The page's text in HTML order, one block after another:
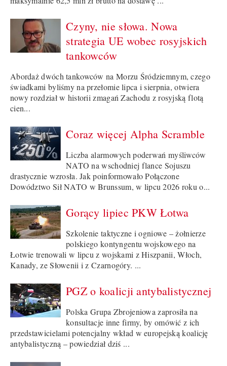
Czyny, nie słowa. Nowa
strategia UE wobec rosyjskich
tankowców
Abordaż dwóch tankowców na Morzu Śródziemnym, czego
świadkami byliśmy na przełomie lipca i sierpnia, otwiera
nowy rozdział w historii zmagań Zachodu z rosyjską flotą
cien...
Coraz więcej Alpha Scramble
Liczba alarmowych poderwań myśliwców
NATO na wschodniej flance Sojuszu
drastycznie wzrosła. Jak poinformowało Połączone
Dowództwo Sił NATO w Brunssum, w lipcu 2026 roku o...
Gorący lipiec PKW Łotwa
Szkolenie taktyczne i ogniowe – żołnierze
polskiego kontyngentu wojskowego na
Łotwie trenowali w lipcu z wojskami z Hiszpanii, Włoch,
Kanady, ze Słowenii i z Czarnogóry. ...
PGZ o koalicji antybalistycznej
Polska Grupa Zbrojeniowa zaprosiła na
konsultacje inne firmy, by omówić z ich
przedstawicielami potencjalny wkład w europejską koalicję
antybalistyczną – powiedział dziś ...